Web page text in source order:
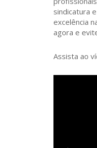
sindicatura
excelência
agora e
Assista ao